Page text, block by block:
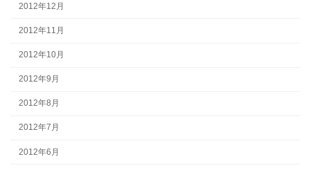
2012年12月
2012年11月
2012年10月
2012年9月
2012年8月
2012年7月
2012年6月